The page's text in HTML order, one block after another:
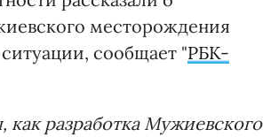
месторождения
сообщает "РБК-
разработка Мужиевского